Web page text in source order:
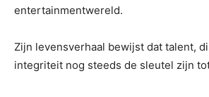
entertainmentwereld.
Zijn levensverhaal bewijst dat talent,
integriteit nog steeds de sleutel zijn